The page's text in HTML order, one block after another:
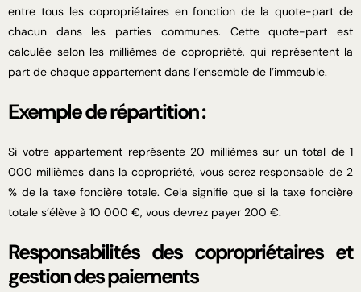
entre tous les copropriétaires en fonction de la quote-part de
chacun dans les parties communes. Cette quote-part est
calculée selon les millièmes de copropriété, qui représentent la
part de chaque appartement dans l’ensemble de l’immeuble.
Exemple de répartition :
Si votre appartement représente 20 millièmes sur un total de 1
000 millièmes dans la copropriété, vous serez responsable de 2
% de la taxe foncière totale. Cela signifie que si la taxe foncière
totale s’élève à 10 000 €, vous devrez payer 200 €.
Responsabilités des copropriétaires et
gestion des paiements